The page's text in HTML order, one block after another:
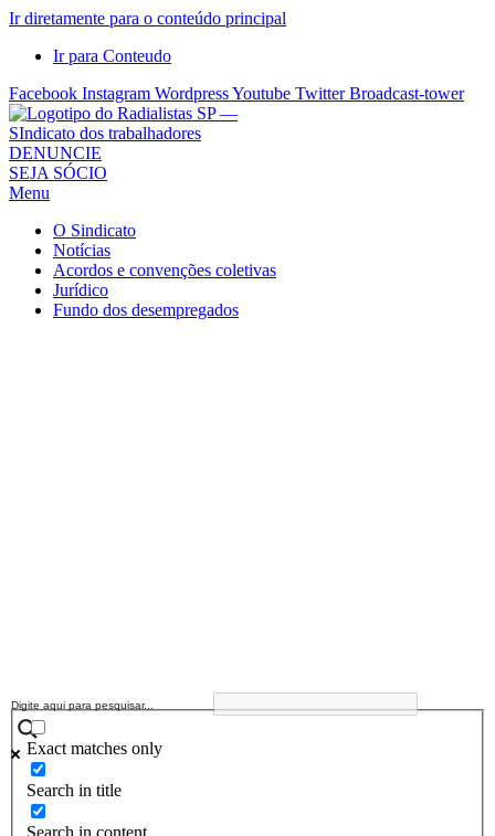
Ir diretamente para o conteúdo principal
Ir para Conteudo
Facebook Instagram WordpressYoutube Twitter Broadcast-tower
Sindicato
dos
Radialistas
São
Paulo
Sindicato
DENUNCIE
SEJA SÓCIO
Menu
O Sindicato
Notícias
Acordos e convenções coletivas
Jurídico
Fundo dos desempregados
Exact matches only
Search in title